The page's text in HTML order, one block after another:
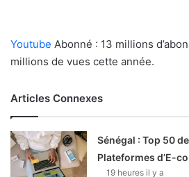
Youtube Abonné : 13 millions
millions de vues cette année.
Articles Connexes
Sénégal : Top 50
Plateformes d’E-
19 heures il y a